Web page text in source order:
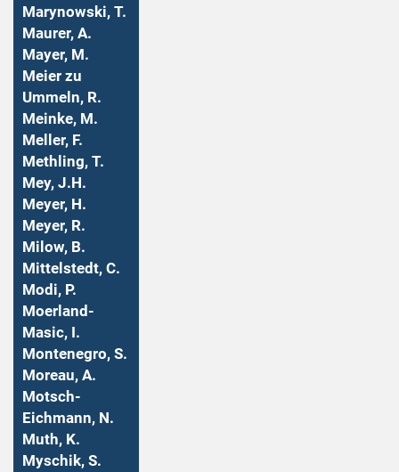
Marynowski, T.
Maurer, A.
Mayer, M.
Meier zu
Ummeln, R.
Meinke, M.
Meller, F.
Methling, T.
Mey, J.H.
Meyer, H.
Meyer, R.
Milow, B.
Mittelstedt, C.
Modi, P.
Moerland-
Masic, I.
Montenegro, S.
Moreau, A.
Motsch-
Eichmann, N.
Muth, K.
Myschik, S.